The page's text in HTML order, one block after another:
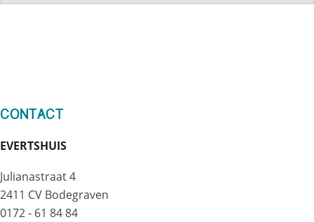
Contact
EVERTSHUIS
Julianastraat 4
2411 CV Bodegraven
0172 - 61 84 84